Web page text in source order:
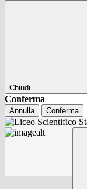
Chiudi
Conferma
Annulla Conferma